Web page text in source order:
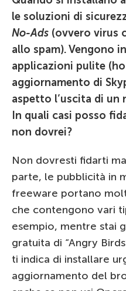
le soluzioni di
No-Ads (ovvero virus
allo spam). Vengono
applicazioni pulite
aggiornamento di
aspetto l’uscita di un
In quali casi posso
non dovrei?
Non dovresti fidarti
parte, le pubblicità in
freeware portano
che contengono vari
esempio, mentre stai
gratuita di “Angry
ti indica di installare
aggiornamento del